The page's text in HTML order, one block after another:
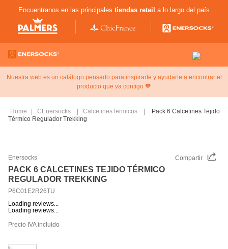
Encuentranos en las principales tiendas retail a lo largo del país
Nuestra web es un catálogo pensado para inspirarte y ayudarte a encontrar el
producto que va contigo 🧡
CEnersocks Calcetines termicos
Pack 6 Calcetines Tejido
Térmico Regulador Trekking
Enersocks Compartir
PACK 6 CALCETINES TEJIDO TÉRMICO
REGULADOR TREKKING
P6C01E2R26TU
Loading reviews...
Loading reviews...
Precio IVA incluido